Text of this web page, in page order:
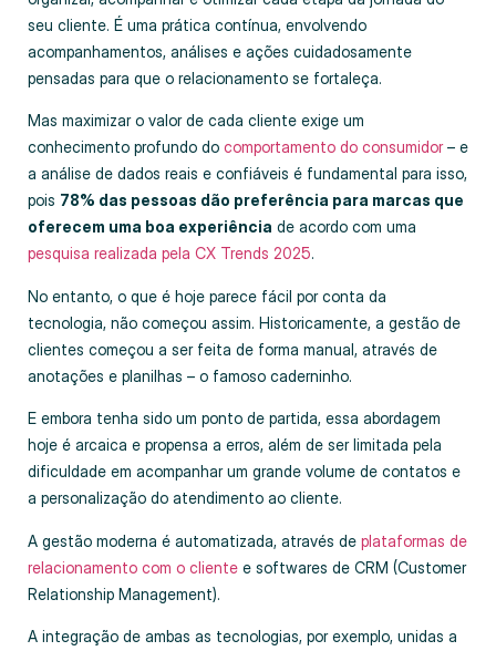
seu cliente. É uma prática contínua, envolvendo
acompanhamentos, análises e ações cuidadosamente
pensadas para que o relacionamento se fortaleça.
Mas maximizar o valor de cada cliente exige um
conhecimento profundo do comportamento do consumidor– e
a análise de dados reais e confiáveis é fundamental para isso,
pois 78% das pessoas dão preferência para marcas que
oferecem uma boa experiência de acordo com uma
pesquisa realizada pela CX Trends 2025.
No entanto, o que é hoje parece fácil por conta da
tecnologia, não começou assim. Historicamente, a gestão de
clientes começou a ser feita de forma manual, através de
anotações e planilhas – o famoso caderninho.
E embora tenha sido um ponto de partida, essa abordagem
hoje é arcaica e propensa a erros, além de ser limitada pela
dificuldade em acompanhar um grande volume de contatos e
a personalização do atendimento ao cliente.
A gestão moderna é automatizada, através de plataformas de
relacionamento com o cliente e softwares de CRM (Customer
Relationship Management).
A integração de ambas as tecnologias, por exemplo, unidas a